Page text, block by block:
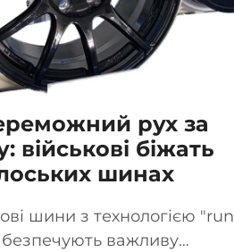
рух за
військові біжать
шинах
шини з технологією "run
важливу